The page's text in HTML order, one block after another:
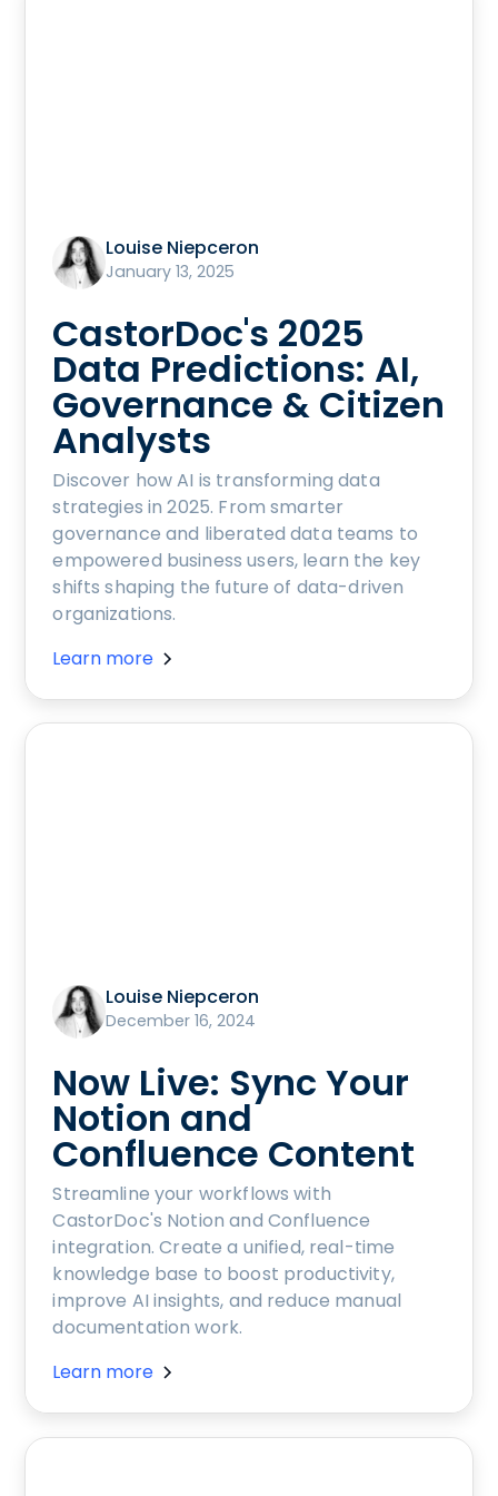
Louise Niepceron
January 13, 2025
CastorDoc's 2025
Data Predictions: AI,
Governance & Citizen
Analysts
Discover how AI is transforming data
strategies in 2025. From smarter
governance and liberated data teams to
empowered business users, learn the key
shifts shaping the future of data-driven
organizations.
Learn more
Louise Niepceron
December 16, 2024
Now Live: Sync Your
Notion and
Confluence Content
Streamline your workflows with
CastorDoc's Notion and Confluence
integration. Create a unified, real-time
knowledge base to boost productivity,
improve AI insights, and reduce manual
documentation work.
Learn more